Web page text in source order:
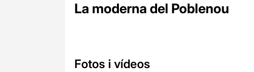
La moderna del Poblenou
Fotos i vídeos